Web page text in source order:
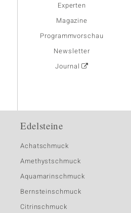
Experten
Magazine
Programmvorschau
Newsletter
Journal
Edelsteine
Achatschmuck
Amethystschmuck
Aquamarinschmuck
Bernsteinschmuck
Citrinschmuck